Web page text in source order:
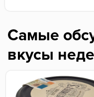
Самые
вкусы